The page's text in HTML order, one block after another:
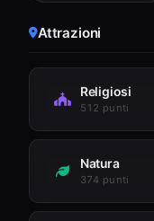
Attrazioni
Religiosi
512 punti
Natura
374 punti